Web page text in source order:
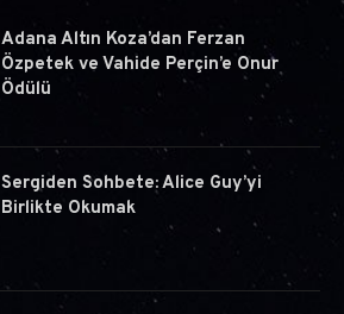
Adana Altın Koza’dan Ferzan
Özpetek ve Vahide Perçin’e Onur
Ödülü
Sergiden Sohbete: Alice Guy’yi
Birlikte Okumak